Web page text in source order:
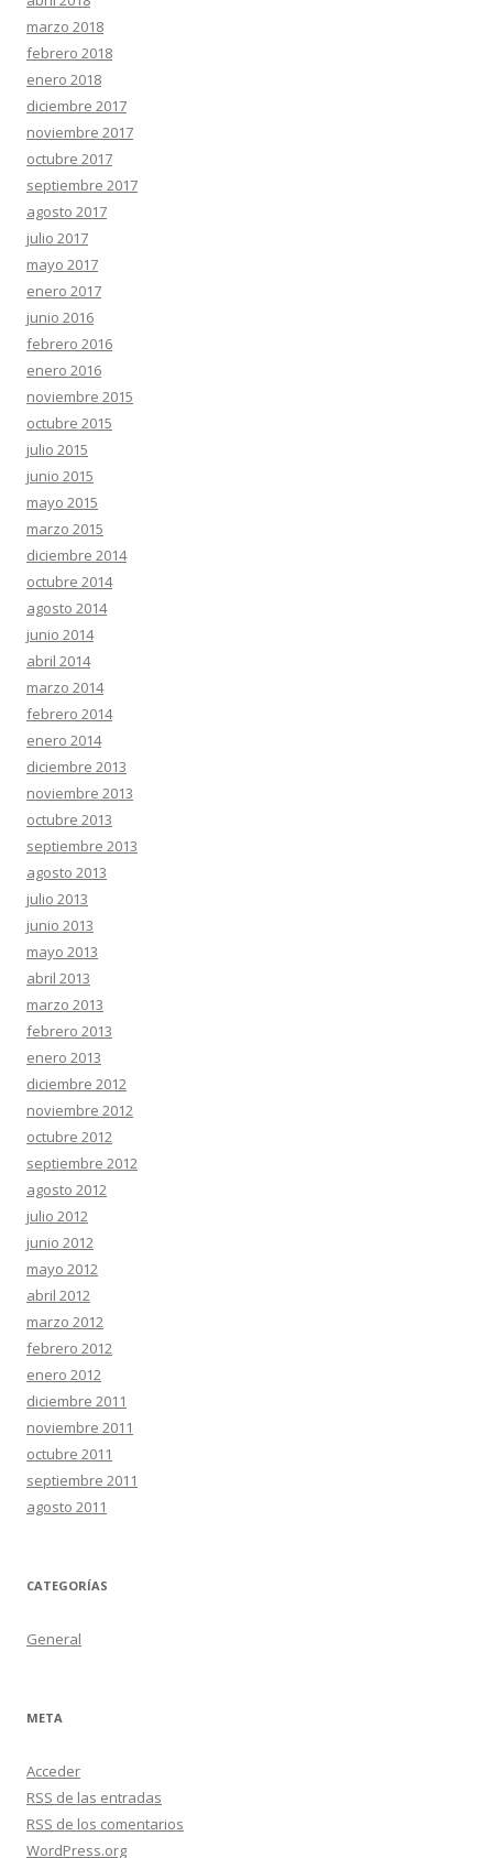
marzo 2018
febrero 2018
enero 2018
diciembre 2017
noviembre 2017
octubre 2017
septiembre 2017
agosto 2017
julio 2017
mayo 2017
enero 2017
junio 2016
febrero 2016
enero 2016
noviembre 2015
octubre 2015
julio 2015
junio 2015
mayo 2015
marzo 2015
diciembre 2014
octubre 2014
agosto 2014
junio 2014
abril 2014
marzo 2014
febrero 2014
enero 2014
diciembre 2013
noviembre 2013
octubre 2013
septiembre 2013
agosto 2013
julio 2013
junio 2013
mayo 2013
abril 2013
marzo 2013
febrero 2013
enero 2013
diciembre 2012
noviembre 2012
octubre 2012
septiembre 2012
agosto 2012
julio 2012
junio 2012
mayo 2012
abril 2012
marzo 2012
febrero 2012
enero 2012
diciembre 2011
noviembre 2011
octubre 2011
septiembre 2011
agosto 2011
CATEGORÍAS
General
META
Acceder
RSS de las entradas
RSS de los comentarios
WordPress.org